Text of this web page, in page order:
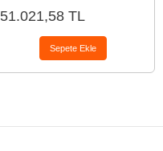
51.021,58 TL
Sepete Ekle